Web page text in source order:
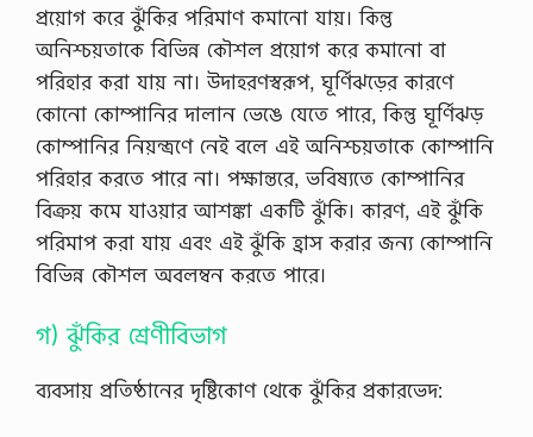
প্রয়োগ করে ঝুঁকির পরিমাণ কমানো যায়। কিন্তু
অনিশ্চয়তাকে বিভিন্ন কৌশল প্রয়োগ করে কমানো বা
পরিহার করা যায় না। উদাহরণস্বরূপ, ঘূর্ণিঝড়ের কারণে
কোনো কোম্পানির দালান ভেঙে যেতে পারে, কিন্তু ঘূর্ণিঝড়
কোম্পানির নিয়ন্ত্রণে নেই বলে এই অনিশ্চয়তাকে কোম্পানি
পরিহার করতে পারে না। পক্ষান্তরে, ভবিষ্যতে কোম্পানির
বিক্রয় কমে যাওয়ার আশঙ্কা একটি ঝুঁকি। কারণ, এই ঝুঁকি
পরিমাপ করা যায় এবং এই ঝুঁকি হ্রাস করার জন্য কোম্পানি
বিভিন্ন কৌশল অবলম্বন করতে পারে।
গ) ঝুঁকির শ্রেণীবিভাগ
ব্যবসায় প্রতিষ্ঠানের দৃষ্টিকোণ থেকে ঝুঁকির প্রকারভেদ: